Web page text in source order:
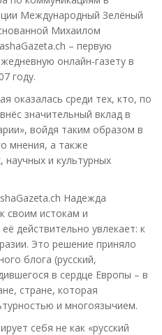
Международный Зелёный
Михаилом
– первую
онлайн-газету в
году.
оказалась среди тех, кто, по
значительный вклад в
войдя таким образом в
мнения, а также
научных и культурных
Надежда
своим истокам и
действительно увлекает: к
Это решение приняло
блога (русский,
в сердце Европы – в
стране, которая
и многоязычием.
себя не как «русский